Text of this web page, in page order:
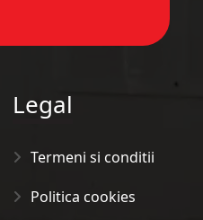
Legal
Termeni si conditii
Politica cookies